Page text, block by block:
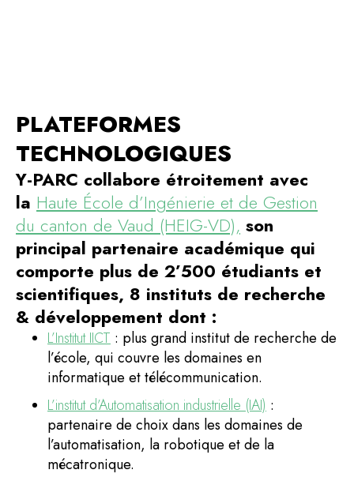
PLATEFORMES
TECHNOLOGIQUES
Y-PARC collabore étroitement avec
la Haute École d’Ingénierie et de Gestion
du canton de Vaud (HEIG-VD), son
principal partenaire académique qui
comporte plus de 2’500 étudiants et
scientifiques, 8 instituts de recherche
& développement dont :
L’Institut IICT : plus grand institut de recherche de
l’école, qui couvre les domaines en
informatique et télécommunication.
L’institut d’Automatisation industrielle (IAI) :
partenaire de choix dans les domaines de
l’automatisation, la robotique et de la
mécatronique.